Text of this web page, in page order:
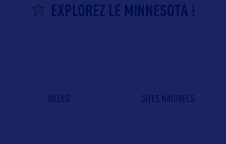
EXPLOREZ LE MINNESOTA !
VILLES SITES NATURELS